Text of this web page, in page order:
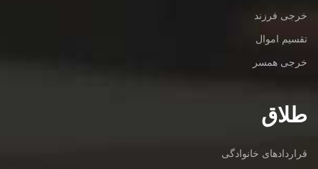
خرجی فرزند
تقسیم اموال
خرجی همسر
طلاق
قراردادهای خانوادگی